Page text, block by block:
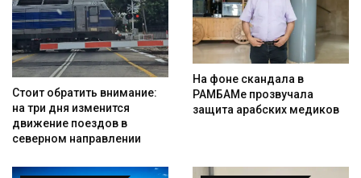
Стоит обратить внимание:
на три дня изменится
движение поездов в
северном направлении
На фоне скандала в
РАМБАМе прозвучала
защита арабских медиков